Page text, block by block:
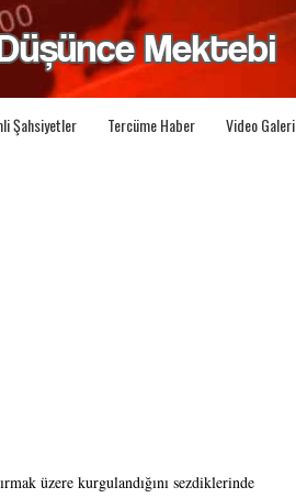
Şahsiyetler Tercüme Haber Video Galeri
üzere kurgulandığını sezdiklerinde